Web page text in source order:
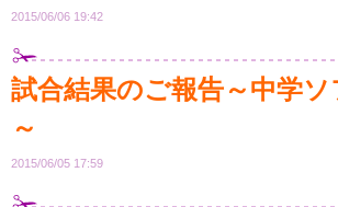
2015/06/06 19:42
試合結果のご報告～中学
～
2015/06/05 17:59